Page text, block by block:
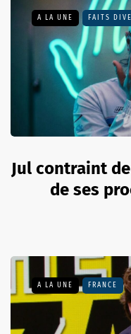
A LA UNE FAITS
Jul contraint
de ses
A LA UNE FRANCE